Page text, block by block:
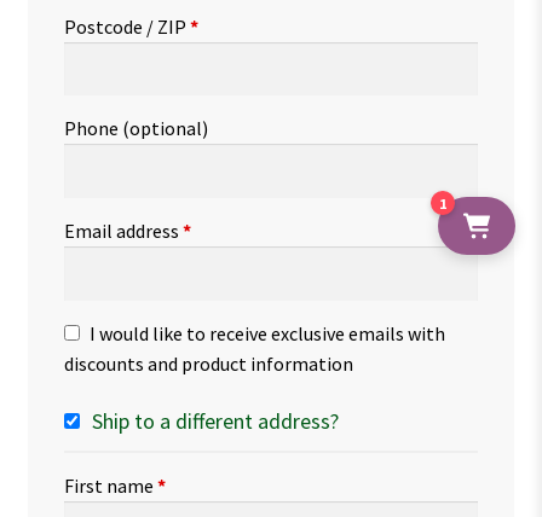
Postcode / ZIP *
Phone (optional)
Email address *
I would like to receive exclusive emails with
discounts and product information
Ship to a different address?
First name *
1